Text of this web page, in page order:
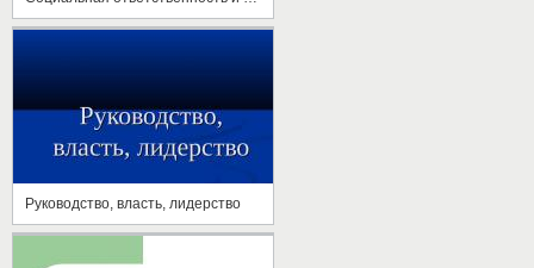
Руководство, власть, лидерство